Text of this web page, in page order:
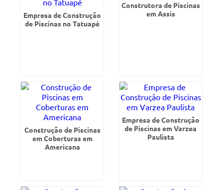
Empresa de Construção
de Piscinas no Tatuapé
Construtora de Piscinas
em Assis
Construção de Piscinas
em Coberturas em
Americana
Empresa de Construção
de Piscinas em Varzea
Paulista